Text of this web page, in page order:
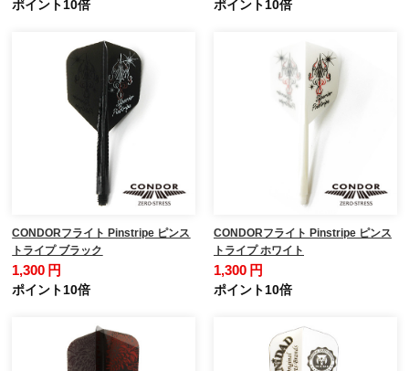
CONDORフライト Pinstripe ピンス
トライプ ブラック
1,300 円
ポイント10倍
CONDORフライト Pinstripe ピンス
トライプ ホワイト
1,300 円
ポイント10倍